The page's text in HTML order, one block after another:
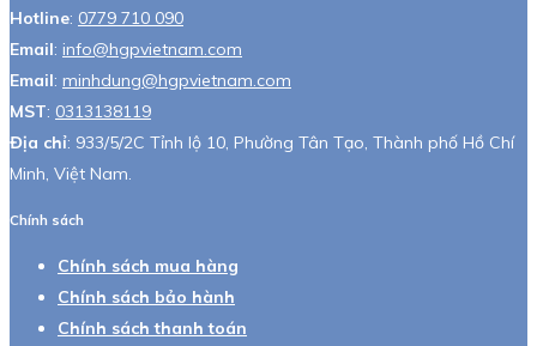
Hotline: 0779 710 090
Email: info@hgpvietnam.com
Email: minhdung@hgpvietnam.com
MST: 0313138119
Địa chỉ: 933/5/2C Tỉnh lộ 10, Phường Tân Tạo, Thành phố Hồ Chí
Minh, Việt Nam.
Chính sách
Chính sách mua hàng
Chính sách bảo hành
Chính sách thanh toán